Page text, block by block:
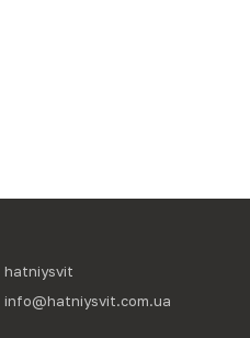
hatniysvit
info@hatniysvit.com.ua